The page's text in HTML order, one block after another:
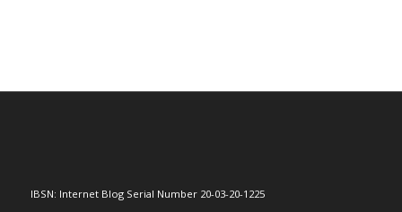
IBSN: Internet Blog Serial Number 20-03-20-1225